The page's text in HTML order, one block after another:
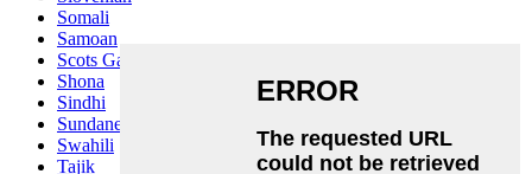
Somali
Samoan
Scots Gaelic
Shona
Sindhi
Sundanese
Swahili
Tajik